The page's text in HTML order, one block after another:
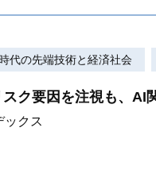
代の先端技術と経済社会
ク要因を注視も、AI
クス